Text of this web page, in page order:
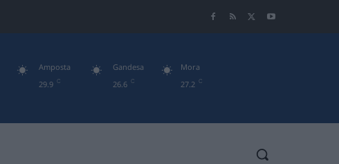
29.9 C
Amposta
26.6 C
Gandesa
27.2 C
Mora